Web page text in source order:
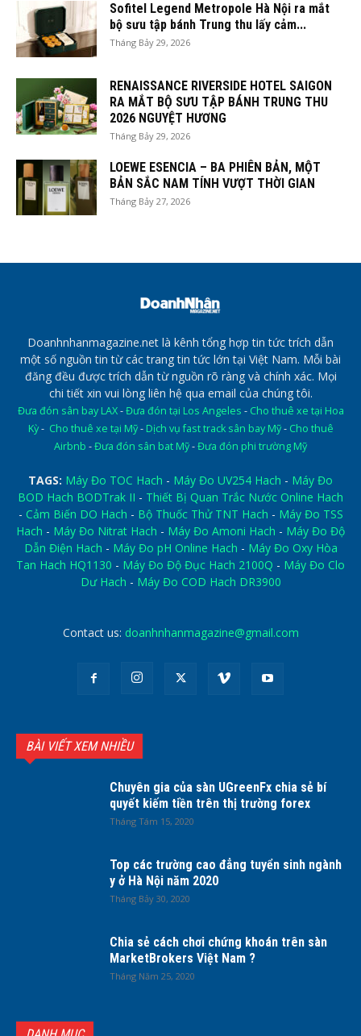
Sofitel Legend Metropole Hà Nội ra mắt
bộ sưu tập bánh Trung thu lấy cảm...
Tháng Bảy 29, 2026
RENAISSANCE RIVERSIDE HOTEL SAIGON
RA MẮT BỘ SƯU TẬP BÁNH TRUNG THU
2026 NGUYỆT HƯƠNG
Tháng Bảy 29, 2026
LOEWE ESENCIA – BA PHIÊN BẢN, MỘT
BẢN SẮC NAM TÍNH VƯỢT THỜI GIAN
Tháng Bảy 27, 2026
Doanhnhanmagazine.net là kênh tổng hợp tin tức trích dẫn
một số nguồn tin từ các trang tin tức lớn tại Việt Nam. Mỗi bài
đăng đều được trích dẫn từ nguồn rõ ràng và chính xác. Mọi
chi tiết xin vui lòng liên hệ qua email của chúng tôi.
Đưa đón sân bay LAX-Đưa đón tại Los Angeles - Cho thuê xe tại Hoa
Kỳ- Cho thuê xe tại Mỹ- Dịch vụ fast track sân bay Mỹ- Cho thuê
Airbnb -Đưa đón sân bat Mỹ-Đưa đón phi trường Mỹ
TAGS: Máy Đo TOC Hach - Máy Đo UV254 Hach - Máy Đo
BOD Hach BODTrak II - Thiết Bị Quan Trắc Nước Online Hach
- Cảm Biến DO Hach - Bộ Thuốc Thử TNT Hach - Máy Đo TSS
Hach - Máy Đo Nitrat Hach - Máy Đo Amoni Hach - Máy Đo Độ
Dẫn Điện Hach - Máy Đo pH Online Hach - Máy Đo Oxy Hòa
Tan Hach HQ1130 - Máy Đo Độ Đục Hach 2100Q - Máy Đo Clo
Dư Hach - Máy Đo COD Hach DR3900
Contact us: doanhnhanmagazine@gmail.com
BÀI VIẾT XEM NHIỀU
Chuyên gia của sàn UGreenFx chia sẻ bí
quyết kiếm tiền trên thị trường forex
Tháng Tám 15, 2020
Top các trường cao đẳng tuyển sinh ngành
y ở Hà Nội năm 2020
Tháng Bảy 30, 2020
Chia sẻ cách chơi chứng khoán trên sàn
MarketBrokers Việt Nam ?
Tháng Năm 25, 2020